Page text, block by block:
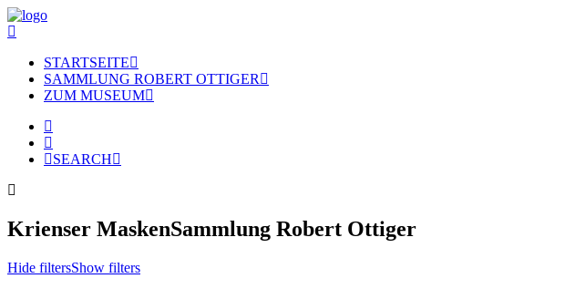
STARTSEITE
SAMMLUNG ROBERT OTTIGER
ZUM MUSEUM
SEARCH
Krienser MaskenSammlung Robert Ottiger
Hide filtersShow filters